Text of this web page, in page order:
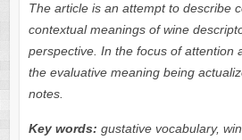
The article is an attempt to describe
contextual meanings of wine
perspective. In the focus of attention
the evaluative meaning being
notes.
Key words: gustative vocabulary,